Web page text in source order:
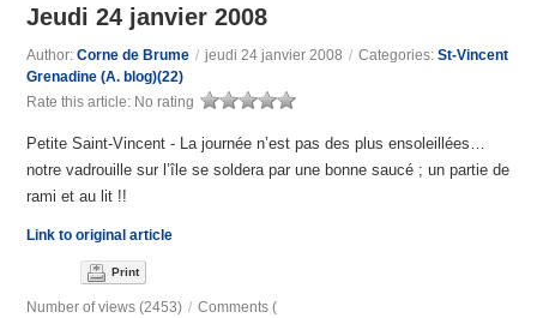
Jeudi 24 janvier 2008
Author:Corne de Brume / jeudi 24 janvier 2008 / Categories:St-Vincent
Grenadine (A. blog)(22)
Rate this article: No rating
Petite Saint-Vincent - La journée n’est pas des plus ensoleillées…
notre vadrouille sur l’île se soldera par une bonne saucé ; un partie de
rami et au lit !!
Link to original article
Print
Number of views (2453) / Comments (